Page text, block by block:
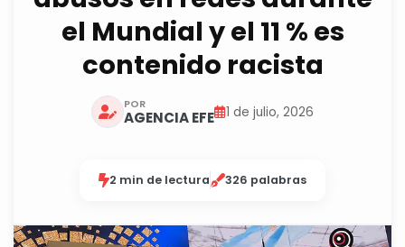
el Mundial y el 11 % es
contenido racista
POR
AGENCIA EFE 1 de julio, 2026
2 min de lectura 326 palabras